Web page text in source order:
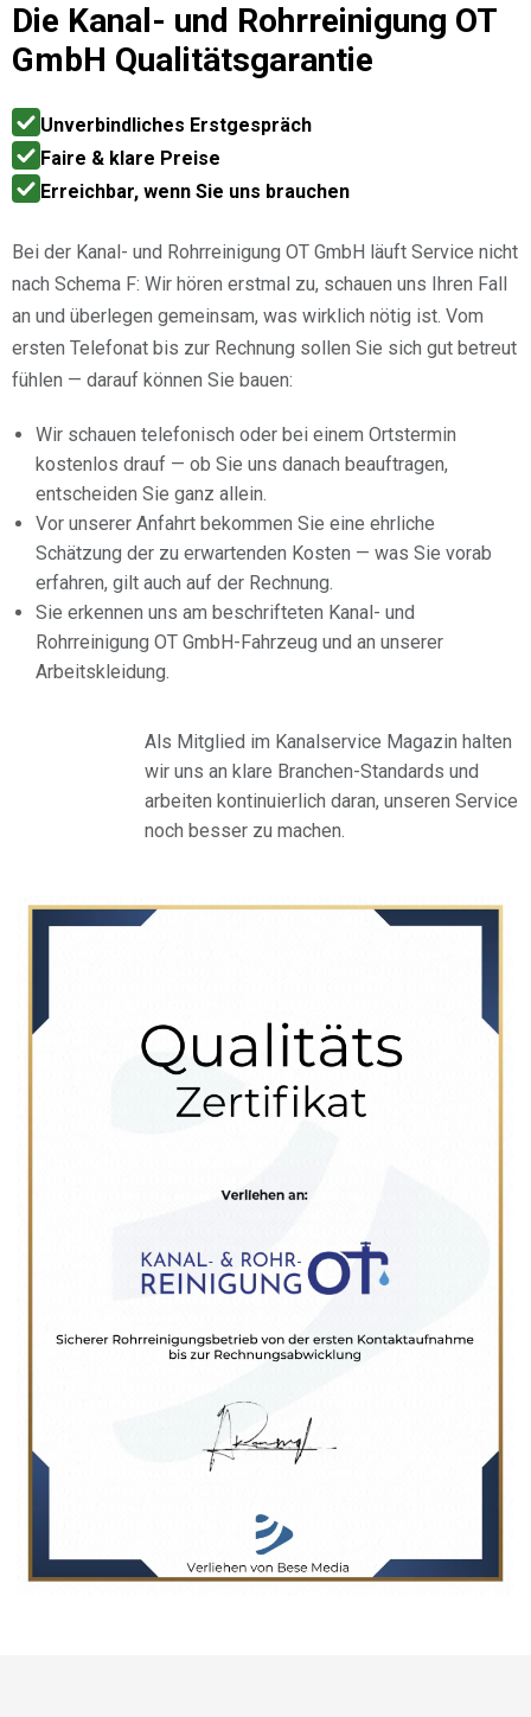
Die Kanal- und Rohrreinigung OT
GmbH Qualitätsgarantie
Unverbindliches Erstgespräch
Faire & klare Preise
Erreichbar, wenn Sie uns brauchen
Bei der Kanal- und Rohrreinigung OT GmbH läuft Service nicht
nach Schema F: Wir hören erstmal zu, schauen uns Ihren Fall
an und überlegen gemeinsam, was wirklich nötig ist. Vom
ersten Telefonat bis zur Rechnung sollen Sie sich gut betreut
fühlen — darauf können Sie bauen:
Wir schauen telefonisch oder bei einem Ortstermin
kostenlos drauf — ob Sie uns danach beauftragen,
entscheiden Sie ganz allein.
Vor unserer Anfahrt bekommen Sie eine ehrliche
Schätzung der zu erwartenden Kosten — was Sie vorab
erfahren, gilt auch auf der Rechnung.
Sie erkennen uns am beschrifteten Kanal- und
Rohrreinigung OT GmbH-Fahrzeug und an unserer
Arbeitskleidung.
Als Mitglied im Kanalservice Magazin halten
wir uns an klare Branchen-Standards und
arbeiten kontinuierlich daran, unseren Service
noch besser zu machen.